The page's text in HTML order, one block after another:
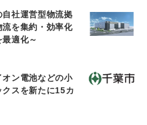
社運営型物流拠
を集約・効率化
適化～
ン電池などの小
スを新たに15カ